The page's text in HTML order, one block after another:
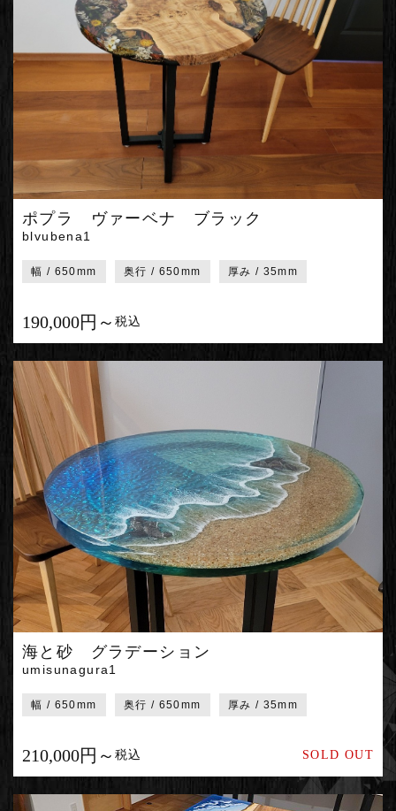
ポプラ ヴァーベナ ブラック
blvubena1
幅 / 650mm 奥行 / 650mm 厚み / 35mm
190,000円～ 税込
海と砂 グラデーション
umisunagura1
幅 / 650mm 奥行 / 650mm 厚み / 35mm
210,000円～ 税込 SOLD OUT